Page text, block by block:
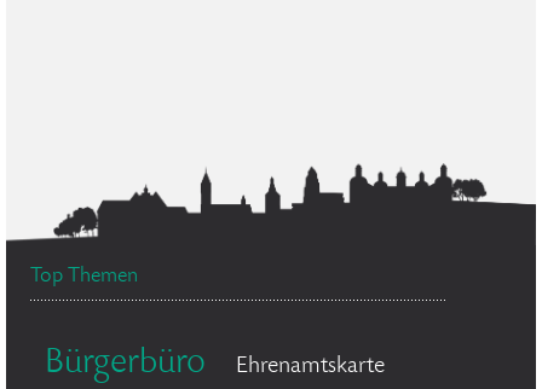
Top Themen
Bürgerbüro Ehrenamtskarte